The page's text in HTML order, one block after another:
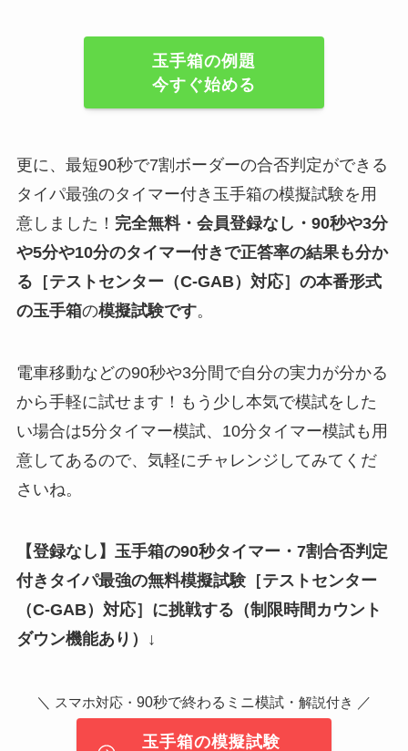
玉手箱の例題
今すぐ始める
更に、最短90秒で7割ボーダーの合否判定ができる
タイパ最強のタイマー付き玉手箱の模擬試験を用
意しました！ 完全無料・会員登録なし・90秒や3分
や5分や10分のタイマー付きで正答率の結果も分か
る ［テストセンター（C-GAB）対応］ の本番形式
の玉手箱の模擬試験です。
電車移動などの90秒や3分間で自分の実力が分かる
から手軽に試せます！もう少し本気で模試をした
い場合は5分タイマー模試、10分タイマー模試も用
意してあるので、気軽にチャレンジしてみてくだ
さいね。
【登録なし】玉手箱の90秒タイマー・7割合否判定
付きタイパ最強の無料模擬試験［テストセンター
（C-GAB）対応］ に挑戦する（制限時間カウント
ダウン機能あり）↓
＼ スマホ対応・ 90秒で終わるミニ模試・ 解説付き ／
玉手箱の模擬試験